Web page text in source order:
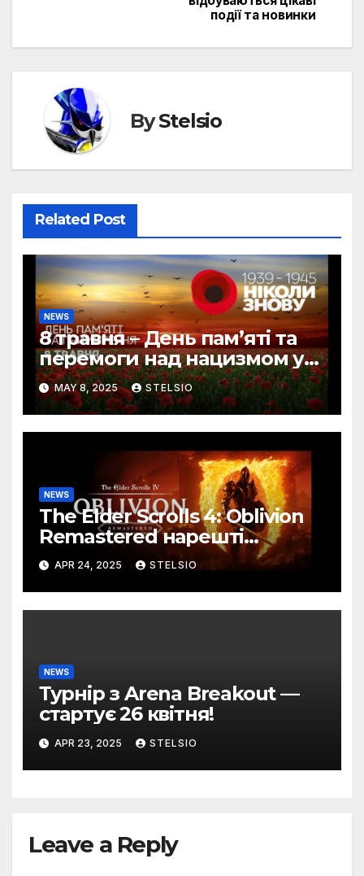
події та новинки
ByStelsio
Related Post
NEWS
8 травня – День пам’яті та
перемоги над нацизмом у
Другій світовій війні!
MAY 8, 2025 STELSIO
NEWS
The Elder Scrolls 4: Oblivion
Remastered нарешті
вийшов 22 квітня!
APR 24, 2025 STELSIO
NEWS
Турнір з Arena Breakout —
стартує 26 квітня!
APR 23, 2025 STELSIO
Leave a Reply